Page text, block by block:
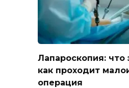
Лапароскопия: что
как проходит
операция